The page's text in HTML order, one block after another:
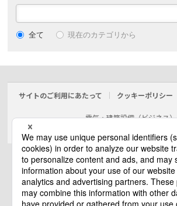
全て 現在のカテゴリから
サイトのご利用にあたって クッキーポリシー
電気・建築設備（ビジネス）